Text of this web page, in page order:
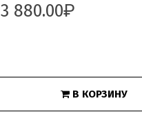
3 880.00
В КОРЗИНУ